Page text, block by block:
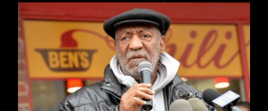
Voir
l'image
agrandie